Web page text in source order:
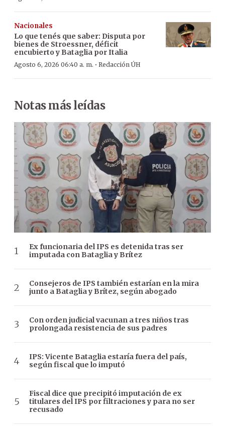
Nacionales
Lo que tenés que saber: Disputa por
bienes de Stroessner, déficit
encubierto y Bataglia por Italia
Agosto 6, 2026 06:40 a. m. · Redacción ÚH
Notas más leídas
Ex funcionaria del IPS es detenida tras ser
imputada con Bataglia y Brítez
Consejeros de IPS también estarían en la mira
junto a Bataglia y Brítez, según abogado
Con orden judicial vacunan a tres niños tras
prolongada resistencia de sus padres
IPS: Vicente Bataglia estaría fuera del país,
según fiscal que lo imputó
Fiscal dice que precipitó imputación de ex
titulares del IPS por filtraciones y para no ser
recusado